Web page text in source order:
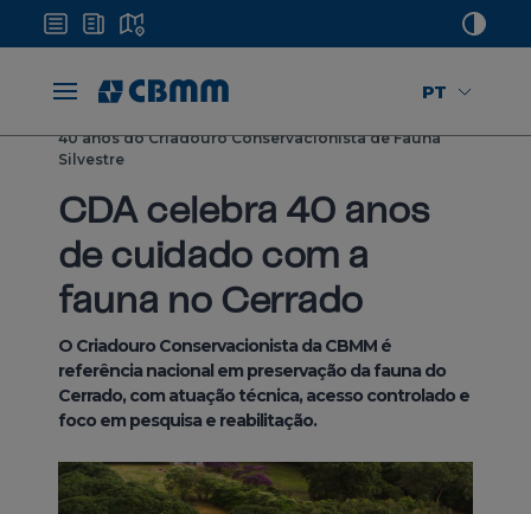
PT
40 anos do Criadouro Conservacionista de Fauna
Silvestre
CDA celebra 40 anos
de cuidado com a
fauna no Cerrado
O Criadouro Conservacionista da CBMM é
referência nacional em preservação da fauna do
Cerrado, com atuação técnica, acesso controlado e
foco em pesquisa e reabilitação.